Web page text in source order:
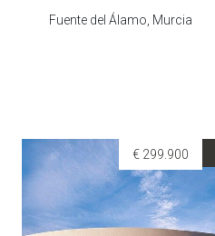
Fuente del Álamo, Murcia
€ 299.900